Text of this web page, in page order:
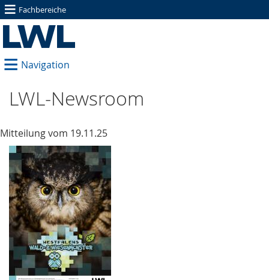
≡ Fachbereiche
≡ Navigation
LWL-Newsroom
Mitteilung vom 19.11.25